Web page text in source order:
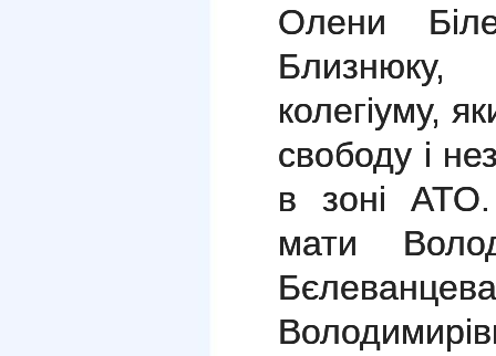
Олени
колегіуму,
свободу і
в зоні АТО
мати